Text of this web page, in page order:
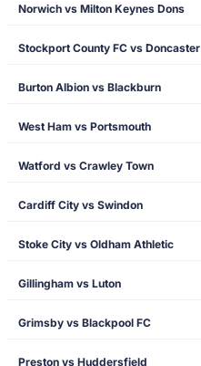
Norwich vs Milton Keynes Dons
Stockport County FC vs Doncaster
Burton Albion vs Blackburn
West Ham vs Portsmouth
Watford vs Crawley Town
Cardiff City vs Swindon
Stoke City vs Oldham Athletic
Gillingham vs Luton
Grimsby vs Blackpool FC
Preston vs Huddersfield